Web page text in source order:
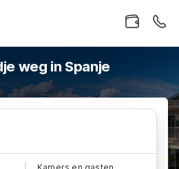
weg in Spanje